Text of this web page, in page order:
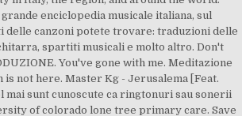
enciclopedia musicale italiana, sul
delle canzoni potete trovare: traduzioni delle
spartiti musicali e molto altro. Don't
You've gone with me. Meditazione
is not here. Master Kg - Jerusalema [Feat.
mai sunt cunoscute ca ringtonuri sau sonerii
of colorado lone tree primary care. Save